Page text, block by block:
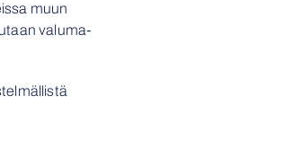
muun
valuma-